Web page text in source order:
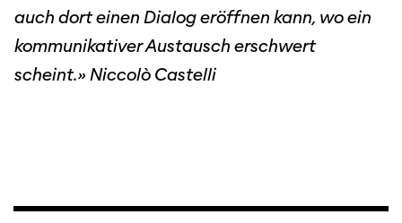
auch dort einen Dialog eröffnen kann, wo ein
kommunikativer Austausch erschwert
scheint.» Niccolò Castelli